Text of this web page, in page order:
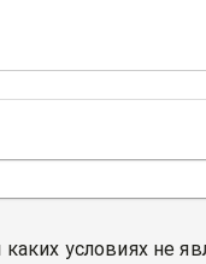
условиях не